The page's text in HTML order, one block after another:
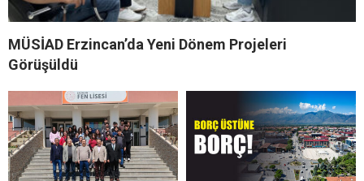
MÜSİAD Erzincan’da Yeni Dönem Projeleri
Görüşüldü